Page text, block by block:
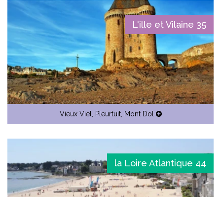
L'ille et Vilaine 35
Vieux Viel, Pleurtuit, Mont Dol
la Loire Atlantique 44